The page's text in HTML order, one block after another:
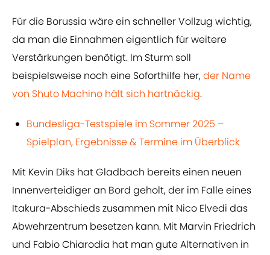
Für die Borussia wäre ein schneller Vollzug wichtig,
da man die Einnahmen eigentlich für weitere
Verstärkungen benötigt. Im Sturm soll
beispielsweise noch eine Soforthilfe her,der Name
von Shuto Machino hält sich hartnäckig.
Bundesliga-Testspiele im Sommer 2025 –
Spielplan, Ergebnisse & Termine im Überblick
Mit Kevin Diks hat Gladbach bereits einen neuen
Innenverteidiger an Bord geholt, der im Falle eines
Itakura-Abschieds zusammen mit Nico Elvedi das
Abwehrzentrum besetzen kann. Mit Marvin Friedrich
und Fabio Chiarodia hat man gute Alternativen in